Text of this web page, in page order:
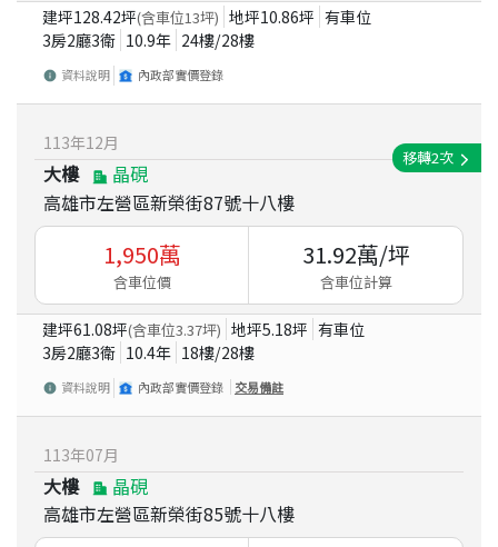
建坪128.42坪(含車位13坪) 地坪10.86坪 有車位
3房2廳3衛 10.9年 24樓/28樓
資料說明 內政部實價登錄
113年12月
大樓
晶硯
高雄市左營區新榮街87號十八樓
移轉2次
1,950萬
含車位價
31.92萬/坪
含車位計算
建坪61.08坪(含車位3.37坪) 地坪5.18坪 有車位
3房2廳3衛 10.4年 18樓/28樓
資料說明 內政部實價登錄 交易備註
113年07月
大樓
晶硯
高雄市左營區新榮街85號十八樓